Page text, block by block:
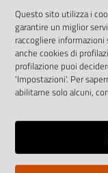
I dati personali
previste dalla
36/2006
Vai alla
Note legali
Questo sito utilizza i
garantire un miglior
raccogliere
anche cookies di
profilazione puoi
'Impostazioni'. Per
abilitarne solo alcuni,